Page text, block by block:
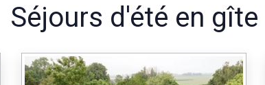
Séjours d'été en gîte